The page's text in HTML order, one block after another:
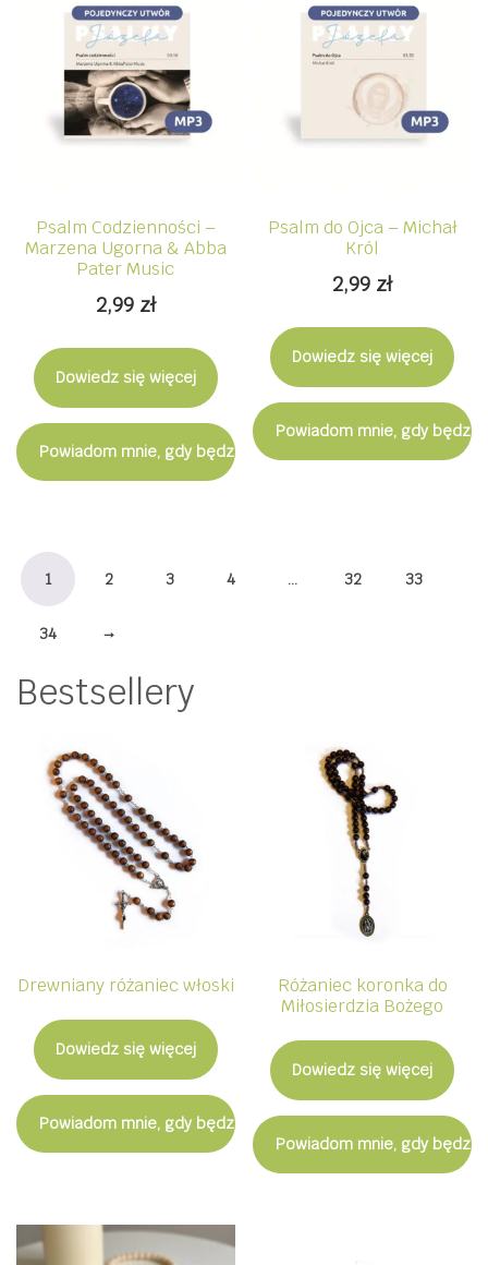
Psalm Codzienności –
Marzena Ugorna & Abba
Pater Music
2,99 zł
Dowiedz się więcej
Powiadom mnie, gdy będzie dostępny
Psalm do Ojca – Michał
Król
2,99 zł
Dowiedz się więcej
Powiadom mnie, gdy
1 2 3 4 … 32 33
34 →
Bestsellery
Drewniany różaniec włoski
Dowiedz się więcej
Powiadom mnie, gdy będzie dostępny
Różaniec koronka do
Miłosierdzia Bożego
Dowiedz się więcej
Powiadom mnie, gdy